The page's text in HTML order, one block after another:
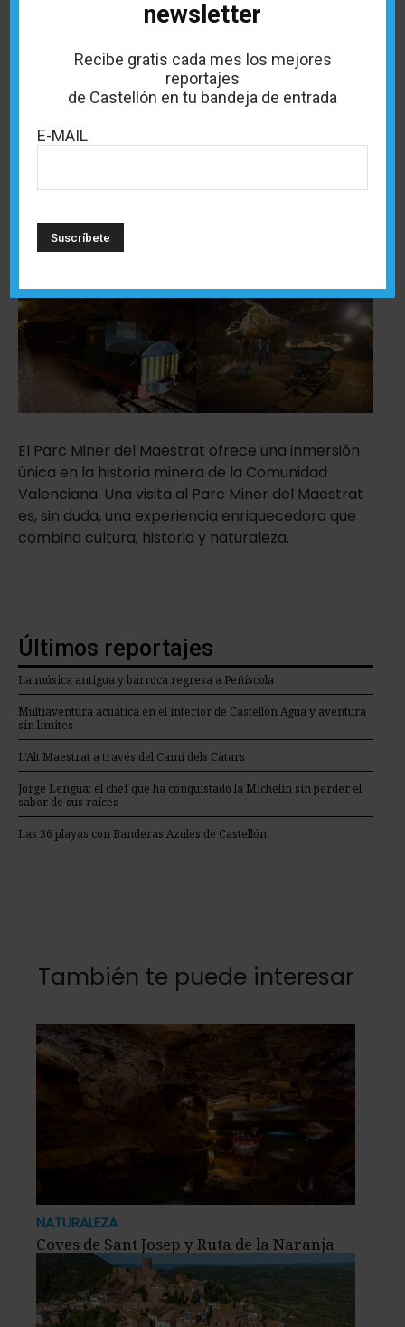
aire libre para disfrutar de la
también encontramos un
restaurante que junto a la
municipios de Culla y Torre
El Parc Miner del Maestrat ofrece una inmersión
única en la historia minera de la Comunidad
Valenciana. Una visita al Parc Miner del Maestrat
es, sin duda, una experiencia enriquecedora que
combina cultura, historia y naturaleza.
Últimos reportajes
La música antigua y barroca regresa a Peñíscola
Multiaventura acuática en el interior de Castellón Agua y aventura
sin limites
L’Alt Maestrat a través del Camí dels Càtars
Jorge Lengua: el chef que ha conquistado la Michelin sin perder el
sabor de sus raíces
Las 36 playas con Banderas Azules de Castellón
También te puede interesar
NATURALEZA
Coves de Sant Josep y Ruta de la Naranja
newsletter
Recibe gratis cada mes los mejores
reportajes
de Castellón en tu bandeja de entrada
E-MAIL